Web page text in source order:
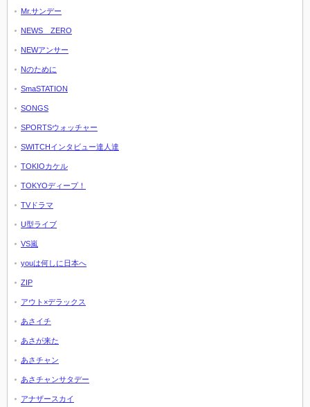
Mr.サンデー
NEWS ZERO
NEWアンサー
Nのために
SmaSTATION
SONGS
SPORTSウォッチャー
SWITCHインタビュー達人達
TOKIOカケル
TOKYOディープ！
TVドラマ
U型ライブ
VS嵐
youは何しに日本へ
ZIP
アウト×デラックス
あさイチ
あさが来た
あさチャン
あさチャンサタデー
アナザースカイ